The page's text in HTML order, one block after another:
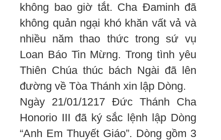
không bao giờ tắt. Cha Đaminh đã
không quản ngại khó khăn vất vả và
nhiều năm thao thức trong sứ vụ
Loan Báo Tin Mừng. Trong tình yêu
Thiên Chúa thúc bách Ngài đã lên
đường về Tòa Thánh xin lập Dòng.
Ngày 21/01/1217 Đức Thánh Cha
Honorio III đã ký sắc lệnh lập Dòng
“Anh Em Thuyết Giáo”. Dòng gồm 3